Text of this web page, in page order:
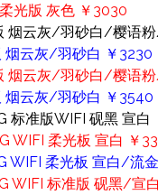
光版 灰色 ￥3030
烟云灰/羽砂白/樱语
烟云灰/羽砂白 ￥3230
烟云灰/羽砂白/樱语
烟云灰/羽砂白 ￥3540
标准版WIFI 砚黑 宣白
WIFI 柔光板 宣白 ￥
WIFI 柔光板 宣白/流
WIFI 标准版 砚黑/宣